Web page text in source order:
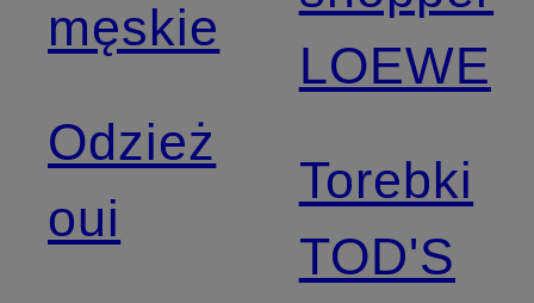
męskie
Odzież
oui
LOEWE
Torebki
TOD'S